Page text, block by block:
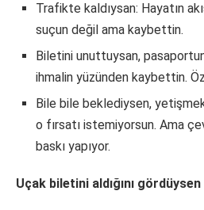
Trafikte kaldıysan: Hayatın
suçun değil ama kaybettin.
Biletini unuttuysan,
ihmalin yüzünden kaybettin.
Bile bile beklediysen,
o fırsatı istemiyorsun. Ama
baskı yapıyor.
Uçak biletini aldığını gördüysen